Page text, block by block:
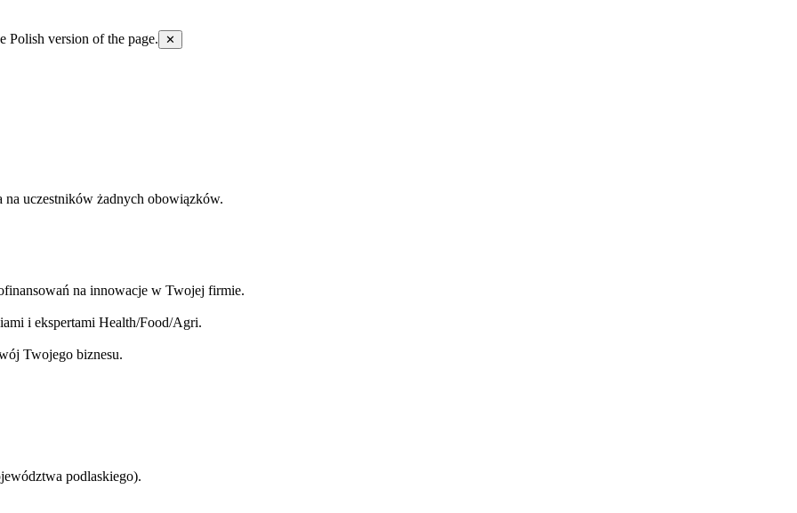
Polish version of the page. ✕
na uczestników żadnych obowiązków.
na innowacje w Twojej firmie.
i ekspertami Health/Food/Agri.
Twojego biznesu.
podlaskiego).